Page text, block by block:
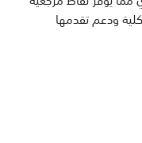
ودعم تقدمها